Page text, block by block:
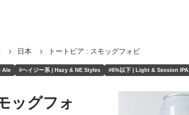
日本 トートピア : スモッグフォビ
Ale #ヘイジー系 | Hazy & NE Styles #6%以下 | Light & Session IPA
ッグフォ